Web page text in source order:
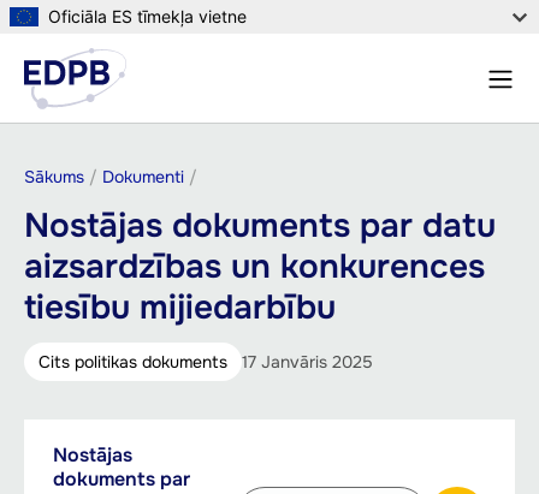
Pārlekt
galveno
saturu
Oficiāla ES tīmekļa vietne
Atpakaļceļš
Sākums Dokumenti
Nostājas dokuments par datu
aizsardzības un konkurences
tiesību mijiedarbību
Cits politikas dokuments 17 Janvāris 2025
Downloadable
documents
Nostājas
dokuments par
PDF,
436.11